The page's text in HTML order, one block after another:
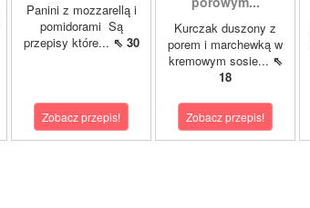
Panini z mozzarellą i
pomidorami Są
przepisy które... ⇖ 30
Zobacz przepis!
Kurczak duszony z
porem i marchewką w
kremowym sosie... ⇖
18
Zobacz przepis!